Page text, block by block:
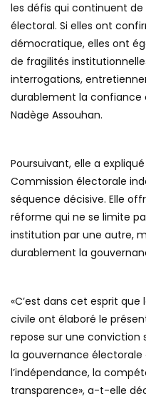
les défis qui continuent
électoral. Si elles ont
démocratique, elles ont
de fragilités
interrogations,
durablement la confiance
Nadège Assouhan.
Poursuivant, elle a
Commission électorale
séquence décisive. Elle
réforme qui ne se limite
institution par une autre,
durablement la
«C’est dans cet esprit
civile ont élaboré le
repose sur une conviction
la gouvernance électorale
l’indépendance, la
transparence», a-t-elle